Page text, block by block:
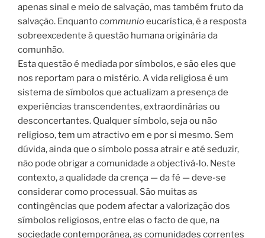
apenas sinal e meio de salvação, mas também fruto da
salvação. Enquantocommunioeucarística, é a resposta
sobreexcedente à questão humana originária da
comunhão.
Esta questão é mediada por símbolos, e são eles que
nos reportam para o mistério. A vida religiosa é um
sistema de símbolos que actualizam a presença de
experiências transcendentes, extraordinárias ou
desconcertantes. Qualquer símbolo, seja ou não
religioso, tem um atractivo em e por si mesmo. Sem
dúvida, ainda que o símbolo possa atrair e até seduzir,
não pode obrigar a comunidade a objectivá-lo. Neste
contexto, a qualidade da crença — da fé — deve-se
considerar como processual. São muitas as
contingências que podem afectar a valorização dos
símbolos religiosos, entre elas o facto de que, na
sociedade contemporânea, as comunidades correntes